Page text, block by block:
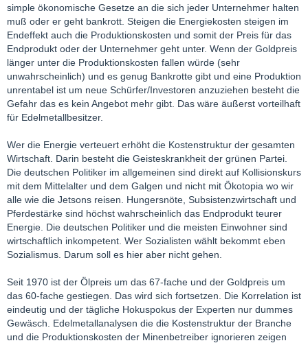
simple ökonomische Gesetze an die sich jeder Unternehmer halten
muß oder er geht bankrott. Steigen die Energiekosten steigen im
Endeffekt auch die Produktionskosten und somit der Preis für das
Endprodukt oder der Unternehmer geht unter. Wenn der Goldpreis
länger unter die Produktionskosten fallen würde (sehr
unwahrscheinlich) und es genug Bankrotte gibt und eine Produktion
unrentabel ist um neue Schürfer/Investoren anzuziehen besteht die
Gefahr das es kein Angebot mehr gibt. Das wäre äußerst vorteilhaft
für Edelmetallbesitzer.
Wer die Energie verteuert erhöht die Kostenstruktur der gesamten
Wirtschaft. Darin besteht die Geisteskrankheit der grünen Partei.
Die deutschen Politiker im allgemeinen sind direkt auf Kollisionskurs
mit dem Mittelalter und dem Galgen und nicht mit Ökotopia wo wir
alle wie die Jetsons reisen. Hungersnöte, Subsistenzwirtschaft und
Pferdestärke sind höchst wahrscheinlich das Endprodukt teurer
Energie. Die deutschen Politiker und die meisten Einwohner sind
wirtschaftlich inkompetent. Wer Sozialisten wählt bekommt eben
Sozialismus. Darum soll es hier aber nicht gehen.
Seit 1970 ist der Ölpreis um das 67-fache und der Goldpreis um
das 60-fache gestiegen. Das wird sich fortsetzen. Die Korrelation ist
eindeutig und der tägliche Hokuspokus der Experten nur dummes
Gewäsch. Edelmetallanalysen die die Kostenstruktur der Branche
und die Produktionskosten der Minenbetreiber ignorieren zeigen